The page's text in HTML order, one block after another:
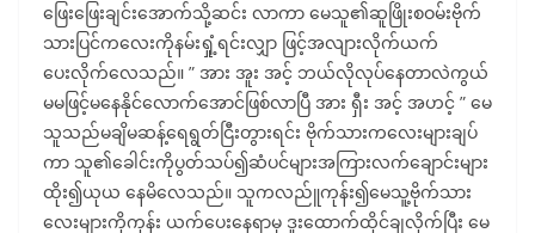
ဖြေးဖြေးချင်းအောက်သို့ဆင်း လာကာ မေသူ၏ဆူဖြိုးစဝမ်းဗိုက်
သားပြင်ကလေးကိုနမ်းရှုံ့ရင်းလျှာ ဖြင့်အလျားလိုက်ယက်
ပေးလိုက်လေသည်။ ” အား အူး အင့် ဘယ်လိုလုပ်နေတာလဲကွယ်
မမဖြင့်မနေနိုင်လောက်အောင်ဖြစ်လာပြီ အား ရှီး အင့် အဟင့် ” မေ
သူသည်မချိမဆန့်ရေရွတ်ငြီးတွားရင်း ဗိုက်သားကလေးများချပ်
ကာ သူ၏ခေါင်းကိုပွတ်သပ်၍ဆံပင်များအကြားလက်ချောင်းများ
ထိုး၍ယုယ နေမိလေသည်။ သူကလည်ူကုန်း၍မေသူ့ဗိုက်သား
လေးများကိုကုန်း ယက်ပေးနေရာမှ ဒူးထောက်ထိုင်ချလိုက်ပြီး မေ